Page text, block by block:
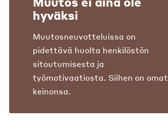
hyväksi
Muutosneuvotteluissa on
pidettävä huolta henkilöstön
sitoutumisesta ja
työmotivaatiosta. Siihen on omat
keinonsa.